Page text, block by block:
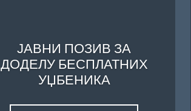
ЈАВНИ ПОЗИВ ЗА
ДОДЕЛУ БЕСПЛАТНИХ
УЏБЕНИКА